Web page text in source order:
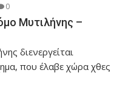
0
Μυτιλήνης –
διενεργείται
που έλαβε χώρα χθες